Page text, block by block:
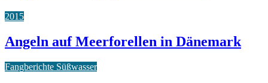
2015
Angeln auf Meerforellen in Dänemark
Fangberichte Süßwasser